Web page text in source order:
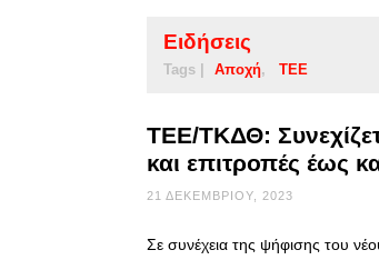
Ειδήσεις
Tags | Αποχή ΤΕΕ
ΤΕΕ/ΤΚΔΘ:
και επιτροπές έως
21 ΔΕΚΕΜΒΡΊΟΥ, 2023
Σε συνέχεια της ψήφισης του